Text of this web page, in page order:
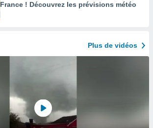
France ! Découvrez les prévisions météo
Plus de vidéos